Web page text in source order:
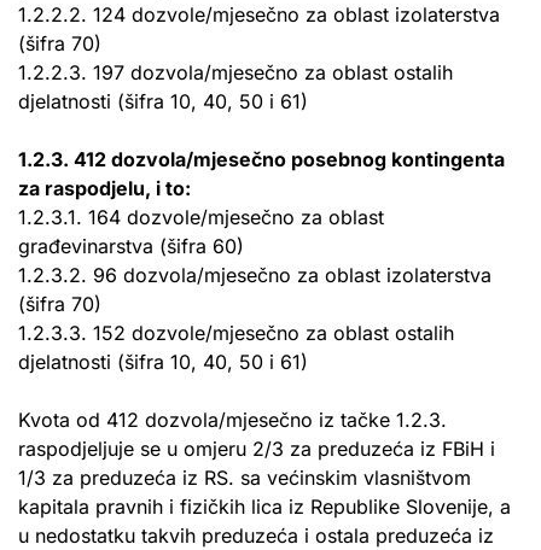
1.2.2.2. 124 dozvole/mjesečno za oblast izolaterstva
(šifra 70)
1.2.2.3. 197 dozvola/mjesečno za oblast ostalih
djelatnosti (šifra 10, 40, 50 i 61)
1.2.3. 412 dozvola/mjesečno posebnog kontingenta
za raspodjelu, i to:
1.2.3.1. 164 dozvole/mjesečno za oblast
građevinarstva (šifra 60)
1.2.3.2. 96 dozvola/mjesečno za oblast izolaterstva
(šifra 70)
1.2.3.3. 152 dozvole/mjesečno za oblast ostalih
djelatnosti (šifra 10, 40, 50 i 61)
Kvota od 412 dozvola/mjesečno iz tačke 1.2.3.
raspodjeljuje se u omjeru 2/3 za preduzeća iz FBiH i
1/3 za preduzeća iz RS. sa većinskim vlasništvom
kapitala pravnih i fizičkih lica iz Republike Slovenije, a
u nedostatku takvih preduzeća i ostala preduzeća iz